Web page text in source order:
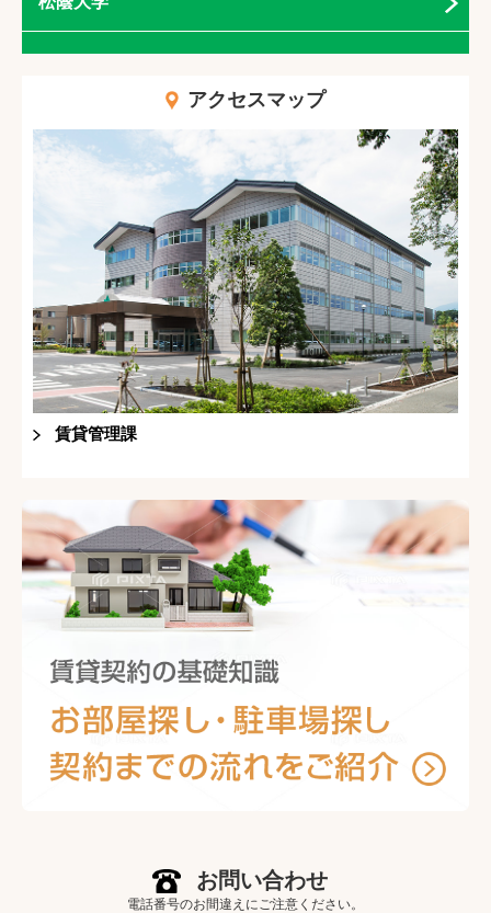
アクセスマップ
賃貸管理課
お問い合わせ
電話番号のお間違えにご注意ください。